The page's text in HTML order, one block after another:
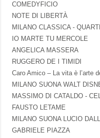
COMEDYFICIO
NOTE DI LIBERTÀ
MILANO CLASSICA -
IO MARTE TU MERCOLE
ANGELICA MASSERA
RUGGERO DE I TIMIDI
Caro Amico – La vita è l’arte
MILANO SUONA WALT
MASSIMO DI CATALDO -
FAUSTO LETAME
MILANO SUONA LUCIO
GABRIELE PIAZZA